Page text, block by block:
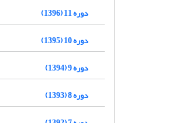
دوره 11 (1396)
دوره 10 (1395)
دوره 9 (1394)
دوره 8 (1393)